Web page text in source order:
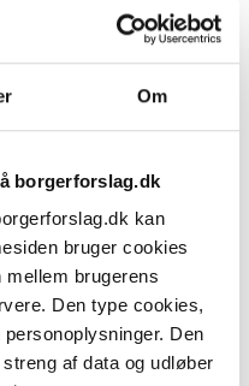
Om
borgerforslag.dk
kan
bruger cookies
brugerens
Den type cookies,
Den
af data og udløber
der leverer
et etcifret
største
våbendele til
en central rolle i
FN gentagne gange